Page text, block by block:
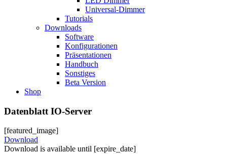
Universal-Dimmer
Tutorials
Downloads
Software
Konfigurationen
Präsentationen
Handbuch
Sonstiges
Beta Version
Shop
Datenblatt IO-Server
[featured_image]
Download
Download is available until [expire_date]